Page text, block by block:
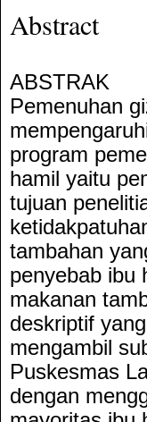
Abstract
ABSTRAK
Pemenuhan
program
hamil yaitu
tujuan
tambahan
penyebab ibu
makanan
deskriptif
mengambil
Puskesmas
dengan